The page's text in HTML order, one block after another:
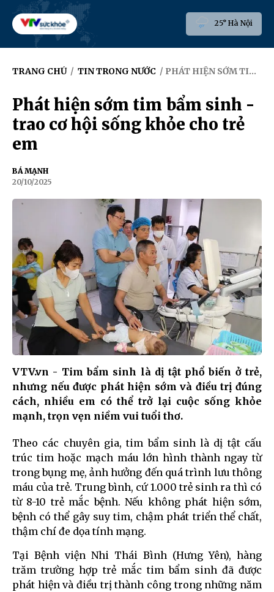
25° Hà Nội
TRANG CHỦ / TIN TRONG NƯỚC / PHÁT HIỆN SỚM TIM BẨM SINH - TRAO CƠ HỘI SỐNG KHỎE CHO TRẺ EM
Phát hiện sớm tim bẩm sinh -
trao cơ hội sống khỏe cho trẻ
em
BÁ MẠNH
20/10/2025
VTV.vn - Tim bẩm sinh là dị tật phổ biến ở trẻ,
nhưng nếu được phát hiện sớm và điều trị đúng
cách, nhiều em có thể trở lại cuộc sống khỏe
mạnh, trọn vẹn niềm vui tuổi thơ.
Theo các chuyên gia, tim bẩm sinh là dị tật cấu
trúc tim hoặc mạch máu lớn hình thành ngay từ
trong bụng mẹ, ảnh hưởng đến quá trình lưu thông
máu của trẻ. Trung bình, cứ 1.000 trẻ sinh ra thì có
từ 8-10 trẻ mắc bệnh. Nếu không phát hiện sớm,
bệnh có thể gây suy tim, chậm phát triển thể chất,
thậm chí đe dọa tính mạng.
Tại Bệnh viện Nhi Thái Bình (Hưng Yên), hàng
trăm trường hợp trẻ mắc tim bẩm sinh đã được
phát hiện và điều trị thành công trong những năm